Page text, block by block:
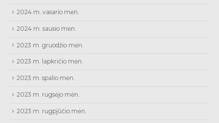
2024 m. vasario mėn.
2024 m. sausio mėn.
2023 m. gruodžio mėn.
2023 m. lapkričio mėn.
2023 m. spalio mėn.
2023 m. rugsėjo mėn.
2023 m. rugpjūčio mėn.